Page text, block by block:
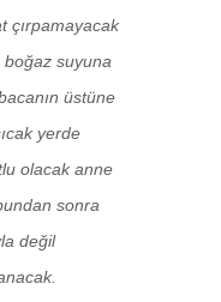
çırpamayacak
suyuna
üstüne
yerde
olacak anne
sonra
değil